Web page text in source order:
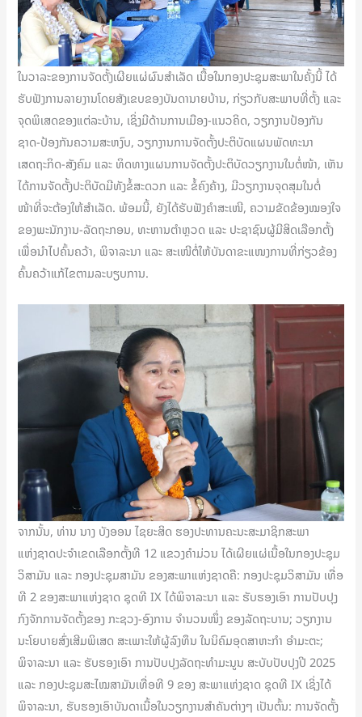
ໃນວາລະຂອງການຈັດຕັ້ງເຜີຍແຜ່ຜົນສໍາເລັດ ເນື້ອໃນກອງປະຊຸມສະພາໃນຄັ້ງນີ້ ໄດ້
ຮັບຟັງການລາຍງານໂດຍສັງເຂບຂອງບັນດານາຍບ້ານ, ກ່ຽວກັບສະພາບທີ່ຕັ້ງ ແລະ
ຈຸດພິເສດຂອງແຕ່ລະບ້ານ, ເຊິ່ງມີດ້ານການເມືອງ-ແນວຄິດ, ວຽກງານປ້ອງກັນ
ຊາດ-ປ້ອງກັນຄວາມສະຫງົບ, ວຽກງານການຈັດຕັ້ງປະຕິບັດແຜນພັດທະນາ
ເສດຖະກິດ-ສັງຄົມ ແລະ ທິດທາງແຜນການຈັດຕັ້ງປະຕິບັດວຽກງານໃນຕໍ່ໜ້າ, ເຫັນ
ໄດ້ການຈັດຕັ້ງປະຕິບັດມີທັງຂໍ້ສະດວກ ແລະ ຂໍ້ຄົງຄ້າງ, ມີວຽກງານຈຸດສຸມໃນຕໍ່
ໜ້າທີ່ຈະຕ້ອງໃຫ້ສຳເລັດ. ພ້ອມນີ້, ຍັງໄດ້ຮັບຟັງຄຳສະເໜີ, ຄວາມຂັດຂ້ອງໝອງໃຈ
ຂອງພະນັກງານ-ລັດຖະກອນ, ທະຫານຕຳຫຼວດ ແລະ ປະຊາຊົນຜູ້ມີສິດເລືອກຕັ້ງ
ເພື່ອນຳໄປຄົ້ນຄວ້າ, ພິຈາລະນາ ແລະ ສະເໜີຕໍ່ໃຫ້ບັນດາຂະແໜງການທີ່ກ່ຽວຂ້ອງ
ຄົ້ນຄວ້າແກ້ໄຂຕາມລະບຽບການ.
ຈາກນັ້ນ, ທ່ານ ນາງ ບັງອອນ ໄຊຍະສິດ ຮອງປະທານຄະນະສະມາຊິກສະພາ
ແຫ່ງຊາດປະຈຳເຂດເລືອກຕັ້ງທີ 12 ແຂວງຄຳມ່ວນ ໄດ້ເຜີຍແຜ່ເນື້ອໃນກອງປະຊຸມ
ວິສາມັນ ແລະ ກອງປະຊຸມສາມັນ ຂອງສະພາແຫ່ງຊາດຄື: ກອງປະຊຸມວິສາມັນ ເທື່ອ
ທີ 2 ຂອງສະພາແຫ່ງຊາດ ຊຸດທີ IX ໄດ້ພິຈາລະນາ ແລະ ຮັບຮອງເອົາ ການປັບປຸງ
ກົງຈັກການຈັດຕັ້ງຂອງ ກະຊວງ-ອົງການ ຈໍານວນໜຶ່ງ ຂອງລັດຖະບານ; ວຽກງານ
ນະໂຍບາຍສົ່ງເສີມພິເສດ ສະເພາະໃຫ້ຜູ້ລົງທຶນ ໃນນິຄົມອຸດສາຫະກໍາ ອໍາມະຕະ;
ພິຈາລະນາ ແລະ ຮັບຮອງເອົາ ການປັບປຸງລັດຖະທໍາມະນູນ ສະບັບປັບປຸງປີ 2025
ແລະ ກອງປະຊຸມສະໄໝສາມັນເທື່ອທີ 9 ຂອງ ສະພາແຫ່ງຊາດ ຊຸດທີ IX ເຊິ່ງໄດ້
ພິຈາລະນາ, ຮັບຮອງເອົາບັນດາເນື້ອໃນວຽກງານສໍາຄັນຕ່າງໆ ເປັນຕົ້ນ: ການຈັດຕັ້ງ